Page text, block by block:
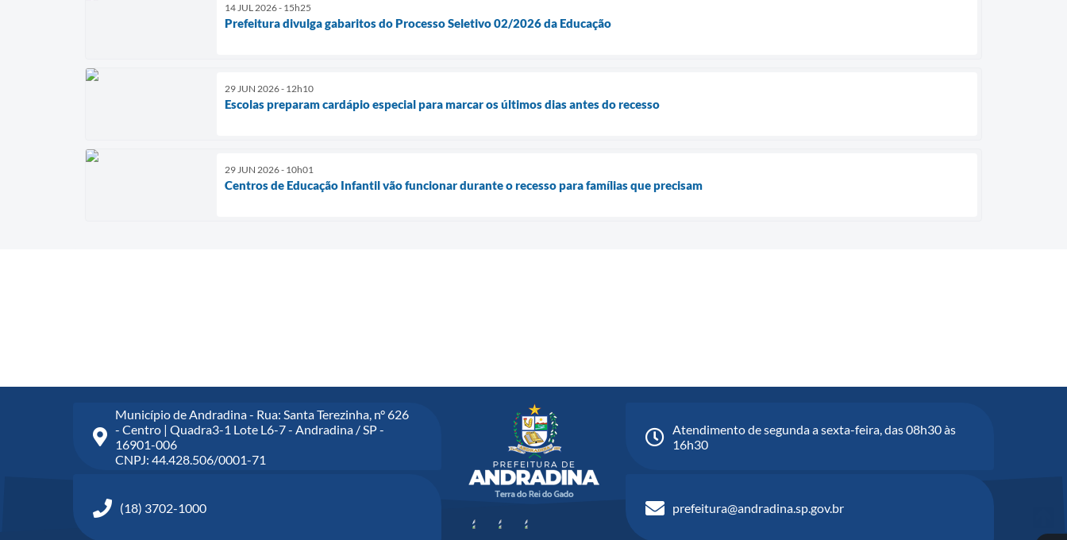
14 JUL 2026 - 15h25
Prefeitura divulga gabaritos do Processo Seletivo 02/2026 da Educação
29 JUN 2026 - 12h10
Escolas preparam cardápio especial para marcar os últimos dias antes do recesso
29 JUN 2026 - 10h01
Centros de Educação Infantil vão funcionar durante o recesso para famílias que precisam
Município de Andradina - Rua: Santa Terezinha, n° 626
- Centro | Quadra3-1 Lote L6-7 - Andradina / SP -
16901-006
CNPJ: 44.428.506/0001-71
(18) 3702-1000
Atendimento de segunda a sexta-feira, das 08h30 às
16h30
prefeitura@andradina.sp.gov.br